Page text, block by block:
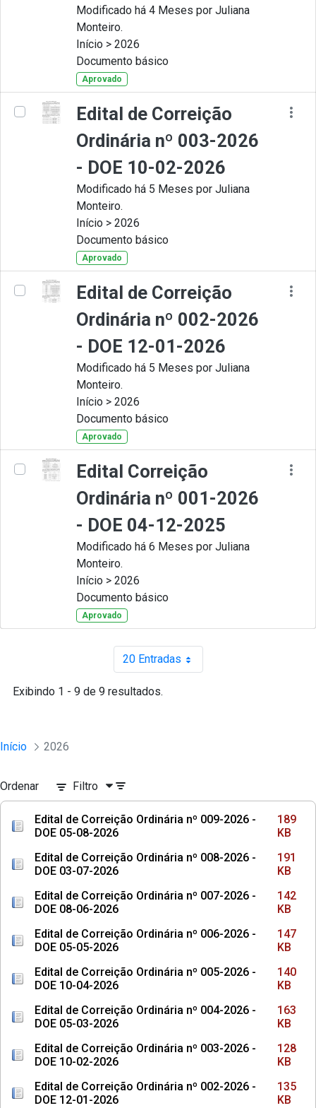
Modificado há 4 Meses por Juliana
Monteiro.
Início > 2026
Documento básico
Aprovado
Edital de Correição
Ordinária nº 003-2026
- DOE 10-02-2026
Modificado há 5 Meses por Juliana
Monteiro.
Início > 2026
Documento básico
Aprovado
Edital de Correição
Ordinária nº 002-2026
- DOE 12-01-2026
Modificado há 5 Meses por Juliana
Monteiro.
Início > 2026
Documento básico
Aprovado
Edital Correição
Ordinária nº 001-2026
- DOE 04-12-2025
Modificado há 6 Meses por Juliana
Monteiro.
Início > 2026
Documento básico
Aprovado
20 EntradasPor página
Exibindo 1 - 9 de 9 resultados.
Início 2026
Ordenar Filtro
Edital de Correição Ordinária nº 009-2026 -
DOE 05-08-2026
189
KB
Edital de Correição Ordinária nº 008-2026 -
DOE 03-07-2026
191
KB
Edital de Correição Ordinária nº 007-2026 -
DOE 08-06-2026
142
KB
Edital de Correição Ordinária nº 006-2026 -
DOE 05-05-2026
147
KB
Edital de Correição Ordinária nº 005-2026 -
DOE 10-04-2026
140
KB
Edital de Correição Ordinária nº 004-2026 -
DOE 05-03-2026
163
KB
Edital de Correição Ordinária nº 003-2026 -
DOE 10-02-2026
128
KB
Edital de Correição Ordinária nº 002-2026 -
DOE 12-01-2026
135
KB